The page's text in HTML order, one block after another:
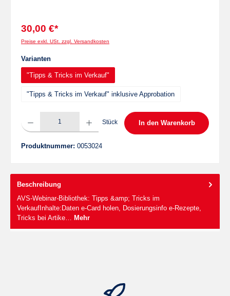
30,00 €*
Preise exkl. USt. zzgl. Versandkosten
Variantenauswählen
"Tipps & Tricks im Verkauf"
"Tipps & Tricks im Verkauf" inklusive Approbation
Produkt Anzahl: Gib den gewünschten Wert ein oder benutze die Schaltflächen um
Stück In den Warenkorb
Produktnummer: 0053024
Beschreibung
AVS-Webinar-Bibliothek: Tipps &amp; Tricks im
VerkaufInhalte:Daten e-Card holen, Dosierungsinfo e-Rezepte,
Tricks bei Artike… Mehr